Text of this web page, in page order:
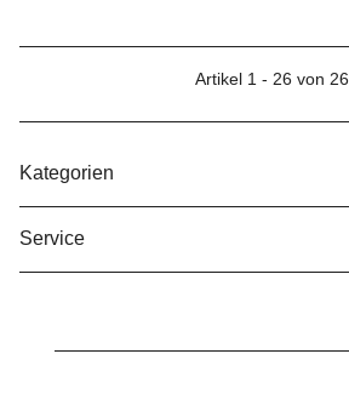
Artikel 1 - 26 von 26
Kategorien
Service